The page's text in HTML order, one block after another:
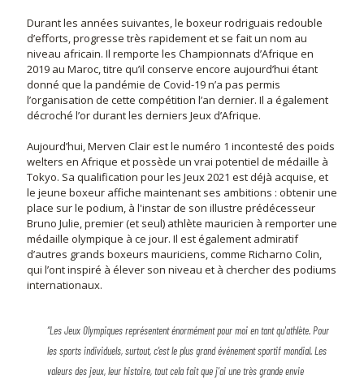
Durant les années suivantes, le boxeur rodriguais redouble
d’efforts, progresse très rapidement et se fait un nom au
niveau africain. Il remporte les Championnats d’Afrique en
2019 au Maroc, titre qu’il conserve encore aujourd’hui étant
donné que la pandémie de Covid-19 n’a pas permis
l’organisation de cette compétition l’an dernier. Il a également
décroché l’or durant les derniers Jeux d’Afrique.
Aujourd’hui, Merven Clair est le numéro 1 incontesté des poids
welters en Afrique et possède un vrai potentiel de médaille à
Tokyo. Sa qualification pour les Jeux 2021 est déjà acquise, et
le jeune boxeur affiche maintenant ses ambitions : obtenir une
place sur le podium, à l'instar de son illustre prédécesseur
Bruno Julie, premier (et seul) athlète mauricien à remporter une
médaille olympique à ce jour. Il est également admiratif
d’autres grands boxeurs mauriciens, comme Richarno Colin,
qui l’ont inspiré à élever son niveau et à chercher des podiums
internationaux.
“Les Jeux Olympiques représentent énormément pour moi en tant qu'athlète. Pour
les sports individuels, surtout, c’est le plus grand événement sportif mondial. Les
valeurs des jeux, leur histoire, tout cela fait que j’ai une très grande envie